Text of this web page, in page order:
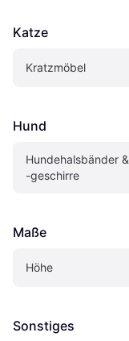
Katze
Kratzmöbel
Hund
Hundehalsbänder &
-geschirre
Maße
Höhe
Sonstiges